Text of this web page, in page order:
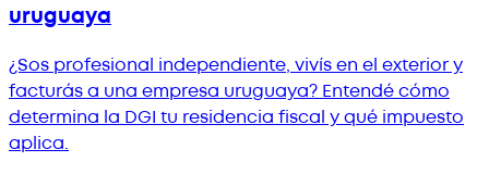
uruguaya
¿Sos profesional independiente, vivís en el exterior y
facturás a una empresa uruguaya? Entendé cómo
determina la DGI tu residencia fiscal y qué impuesto
aplica.